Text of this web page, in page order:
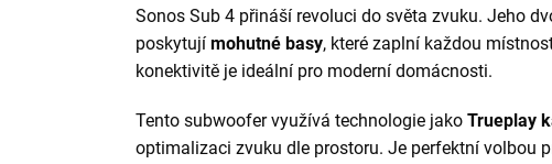
Sonos Sub 4 přináší revoluci do světa zvuku. Jeho
poskytují mohutné basy, které zaplní každou
konektivitě je ideální pro moderní domácnosti.
Tento subwoofer využívá technologie jako Trueplay
optimalizaci zvuku dle prostoru. Je perfektní volbou